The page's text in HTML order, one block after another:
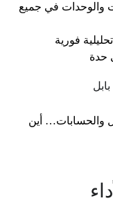
والوحدات في جميع
فورية
حدة
والحسابات… أين